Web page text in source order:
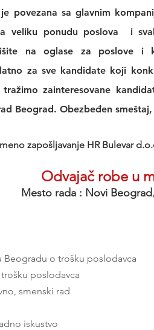
je povezana sa glavnim
veliku ponudu poslova
i
na oglase za poslove i
za sve kandidate koji
zainteresovane
Beograd. Obezbeđen
zapošljavanje HR Bulevar
Odvajač robe u
Mesto rada : Novi Beograd
Beogradu o trošku poslodavca
poslodavca
smenski rad
iskustvo